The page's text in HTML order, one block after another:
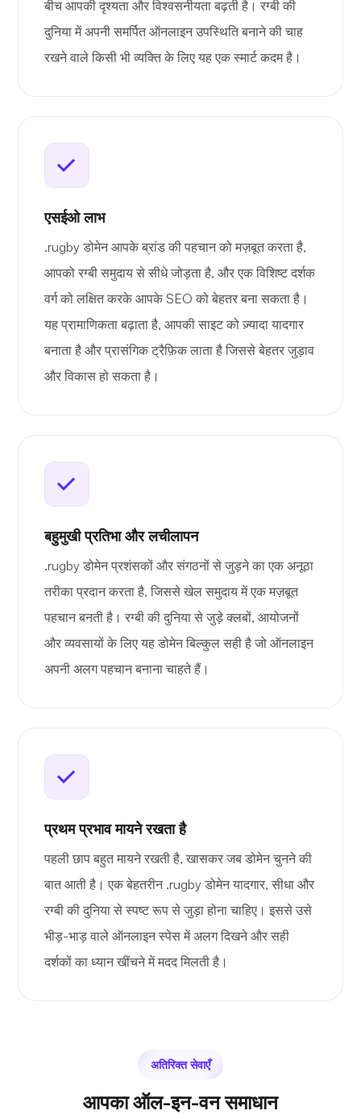
बीच आपकी दृश्यता और विश्वसनीयता बढ़ती है। रग्बी की
दुनिया में अपनी समर्पित ऑनलाइन उपस्थिति बनाने की चाह
रखने वाले किसी भी व्यक्ति के लिए यह एक स्मार्ट कदम है।
एसईओ लाभ
.rugby डोमेन आपके ब्रांड की पहचान को मज़बूत करता है,
आपको रग्बी समुदाय से सीधे जोड़ता है, और एक विशिष्ट दर्शक
वर्ग को लक्षित करके आपके SEO को बेहतर बना सकता है।
यह प्रामाणिकता बढ़ाता है, आपकी साइट को ज़्यादा यादगार
बनाता है और प्रासंगिक ट्रैफ़िक लाता है जिससे बेहतर जुड़ाव
और विकास हो सकता है।
बहुमुखी प्रतिभा और लचीलापन
.rugby डोमेन प्रशंसकों और संगठनों से जुड़ने का एक अनूठा
तरीका प्रदान करता है, जिससे खेल समुदाय में एक मज़बूत
पहचान बनती है। रग्बी की दुनिया से जुड़े क्लबों, आयोजनों
और व्यवसायों के लिए यह डोमेन बिल्कुल सही है जो ऑनलाइन
अपनी अलग पहचान बनाना चाहते हैं।
प्रथम प्रभाव मायने रखता है
पहली छाप बहुत मायने रखती है, खासकर जब डोमेन चुनने की
बात आती है। एक बेहतरीन .rugby डोमेन यादगार, सीधा और
रग्बी की दुनिया से स्पष्ट रूप से जुड़ा होना चाहिए। इससे उसे
भीड़-भाड़ वाले ऑनलाइन स्पेस में अलग दिखने और सही
दर्शकों का ध्यान खींचने में मदद मिलती है।
अतिरिक्त सेवाएँ
आपका ऑल-इन-वन समाधान